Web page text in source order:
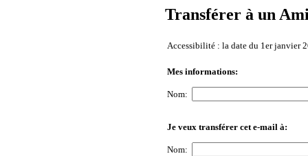
Transférer à un
Accessibilité : la date du 1er janvier
Mes informations:
Nom:
Je veux transférer cet e-mail à:
Nom: